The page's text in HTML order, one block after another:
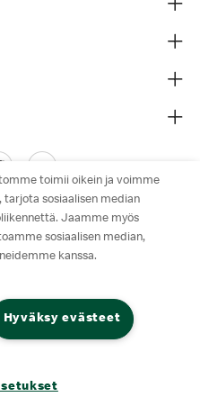
toimii oikein ja voimme
tarjota sosiaalisen median
Jaamme myös
sosiaalisen median,
kanssa.
Hyväksy evästeet